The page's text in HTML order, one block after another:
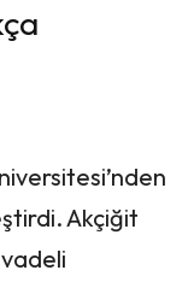
Akçiğit